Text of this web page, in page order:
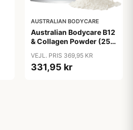
AUSTRALIAN BODYCARE
Australian Bodycare B12
& Collagen Powder (250
VEJL. PRIS 369,95 KR
331,95 kr